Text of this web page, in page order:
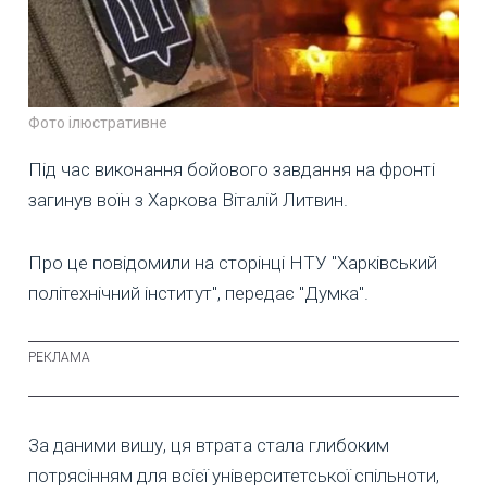
Фото ілюстративне
Під час виконання бойового завдання на фронті
загинув воїн з Харкова Віталій Литвин.
Про це повідомили на сторінці НТУ "Харківський
політехнічний інститут", передає "Думка".
За даними вишу, ця втрата стала глибоким
потрясінням для всієї університетської спільноти,